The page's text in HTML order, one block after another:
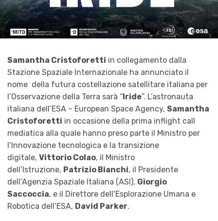
Samantha Cristoforetti in collegamento dalla
Stazione Spaziale Internazionale ha annunciato il
nome della futura costellazione satellitare italiana per
l’Osservazione della Terra sarà “ Iride”. L’astronauta
italiana dell’ESA – European Space Agency, Samantha
Cristoforetti in occasione della prima inflight call
mediatica alla quale hanno preso parte il Ministro per
l’Innovazione tecnologica e la transizione
digitale, Vittorio Colao, il Ministro
dell’Istruzione, Patrizio Bianchi, il Presidente
dell’Agenzia Spaziale Italiana (ASI), Giorgio
Saccoccia, e il Direttore dell’Esplorazione Umana e
Robotica dell’ESA, David Parker.